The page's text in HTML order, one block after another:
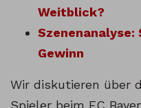
Weitblick?
Szenenanalyse:
Gewinn
Wir diskutieren über
Spieler beim FC